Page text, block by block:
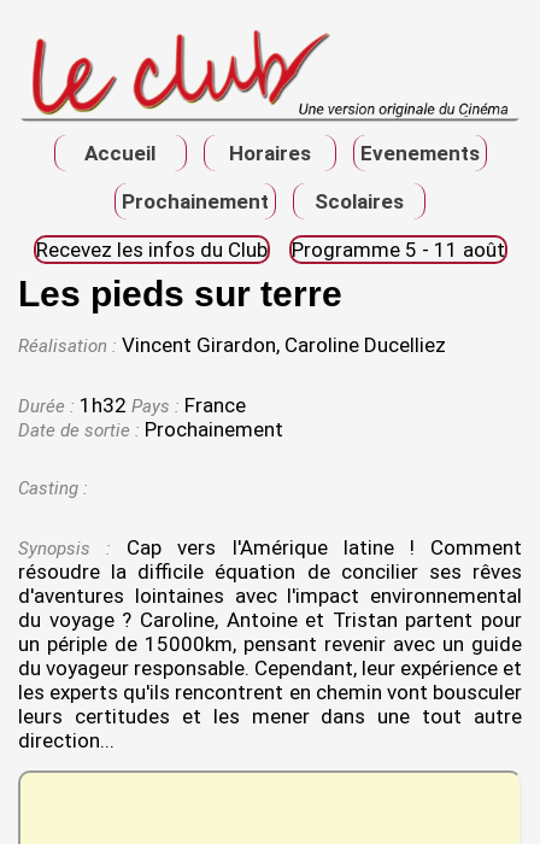
Accueil Horaires
Evenements
Prochainement
Scolaires
Recevez les infos du Club
Programme 5 - 11 août
Les pieds sur terre
Réalisation : Vincent Girardon, Caroline Ducelliez
Durée : 1h32 Pays : France
Date de sortie : Prochainement
Casting :
Synopsis : Cap vers l'Amérique latine ! Comment
résoudre la difficile équation de concilier ses rêves
d'aventures lointaines avec l'impact environnemental
du voyage ? Caroline, Antoine et Tristan partent pour
un périple de 15000km, pensant revenir avec un guide
du voyageur responsable. Cependant, leur expérience et
les experts qu'ils rencontrent en chemin vont bousculer
leurs certitudes et les mener dans une tout autre
direction...